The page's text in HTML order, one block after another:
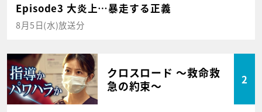
Episode3 大炎上…暴走する正義
8月5日(水)放送分
クロスロード ～救命救
急の約束～
2